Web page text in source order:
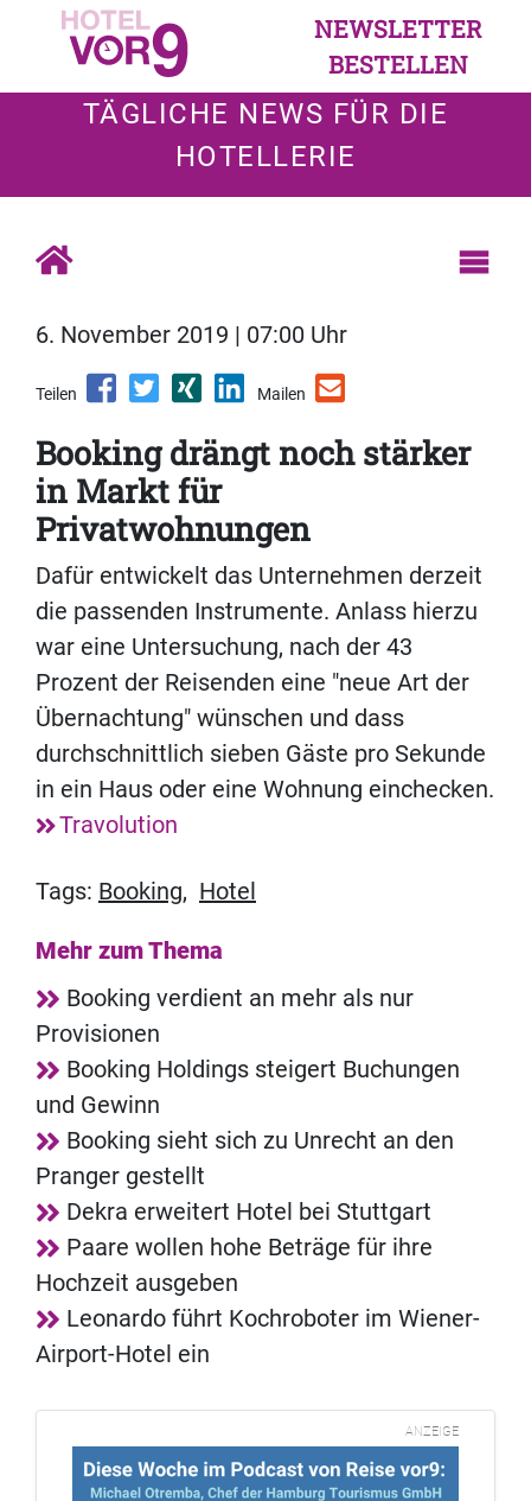
NEWSLETTER
BESTELLEN
TÄGLICHE NEWS FÜR DIE
HOTELLERIE
6. November 2019 | 07:00 Uhr
Teilen Mailen
Booking drängt noch stärker
in Markt für
Privatwohnungen
Dafür entwickelt das Unternehmen derzeit
die passenden Instrumente. Anlass hierzu
war eine Untersuchung, nach der 43
Prozent der Reisenden eine "neue Art der
Übernachtung" wünschen und dass
durchschnittlich sieben Gäste pro Sekunde
in ein Haus oder eine Wohnung einchecken.
Travolution
Tags: Booking, Hotel
Mehr zum Thema
Booking verdient an mehr als nur
Provisionen
Booking Holdings steigert Buchungen
und Gewinn
Booking sieht sich zu Unrecht an den
Pranger gestellt
Dekra erweitert Hotel bei Stuttgart
Paare wollen hohe Beträge für ihre
Hochzeit ausgeben
Leonardo führt Kochroboter im Wiener-
Airport-Hotel ein
ANZEIGE